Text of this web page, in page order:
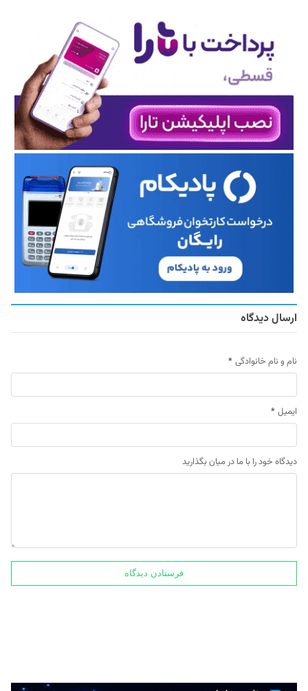
ارسال دیدگاه
نام و نام خانوادگی *
ایمیل *
دیدگاه خود را با ما در میان بگذارید